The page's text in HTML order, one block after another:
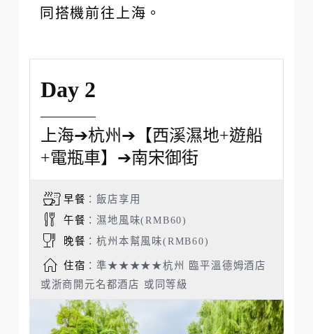
同搭機前往上海。
Day 2
上海➔杭州➔【西溪濕地+遊船
+電瓶車】➔南宋御街
早餐 ：飯店享用
午餐 ：濕地風味(RMB60)
晚餐 ：杭州本幫風味(RMB60)
住宿 ：準★★★★★杭州 臨平溫德姆酒店
或浙商開元名都酒店 或同等級